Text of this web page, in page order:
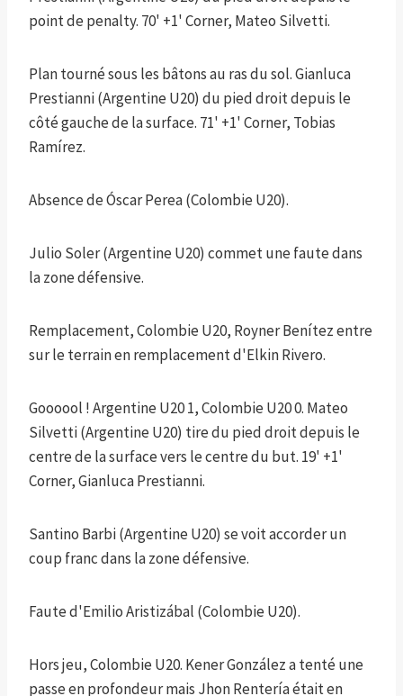
point de penalty. 70' +1' Corner, Mateo Silvetti.
Plan tourné sous les bâtons au ras du sol. Gianluca
Prestianni (Argentine U20) du pied droit depuis le
côté gauche de la surface. 71' +1' Corner, Tobias
Ramírez.
Absence de Óscar Perea (Colombie U20).
Julio Soler (Argentine U20) commet une faute dans
la zone défensive.
Remplacement, Colombie U20, Royner Benítez entre
sur le terrain en remplacement d'Elkin Rivero.
Goooool ! Argentine U20 1, Colombie U20 0. Mateo
Silvetti (Argentine U20) tire du pied droit depuis le
centre de la surface vers le centre du but. 19' +1'
Corner, Gianluca Prestianni.
Santino Barbi (Argentine U20) se voit accorder un
coup franc dans la zone défensive.
Faute d'Emilio Aristizábal (Colombie U20).
Hors jeu, Colombie U20. Kener González a tenté une
passe en profondeur mais Jhon Rentería était en